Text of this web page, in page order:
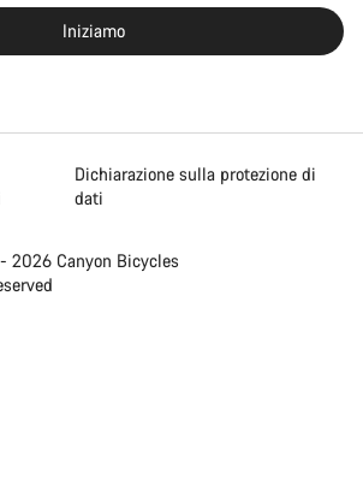
Iniziamo
Dichiarazione sulla protezione di
dati
2026 Canyon Bicycles
esperti sono a tua disposizione.
Chiudi